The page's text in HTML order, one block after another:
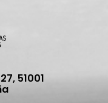
51001